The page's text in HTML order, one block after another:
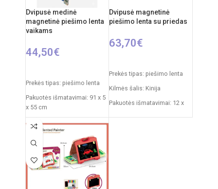
Dvipusė medinė
magnetinė piešimo lenta
vaikams
44,50€
Prekės tipas: piešimo lenta
Pakuotės išmatavimai: 91 x 5
x 55 cm
Produkto išmatavimai: 86 x
53 x 45 cm
Dvipusė magnetinė
piešimo lenta su priedas
63,70€
Prekės tipas: piešimo lenta
Kilmės šalis: Kinija
Pakuotės išmatavimai: 12 x